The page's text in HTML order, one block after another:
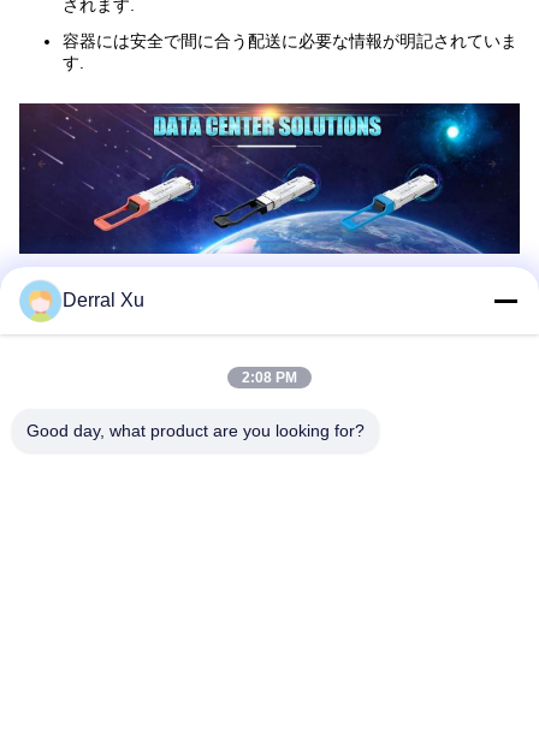
されます.
容器には安全で間に合う配送に必要な情報が明記されていま
す.
Derral Xu
2:08 PM
Good day, what product are you looking for?